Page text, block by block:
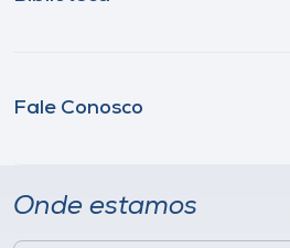
Fale Conosco
Onde estamos